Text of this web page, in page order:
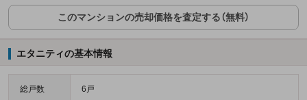
このマンションの売却価格を査定する（無料）
エタニティの基本情報
総戸数 6戸